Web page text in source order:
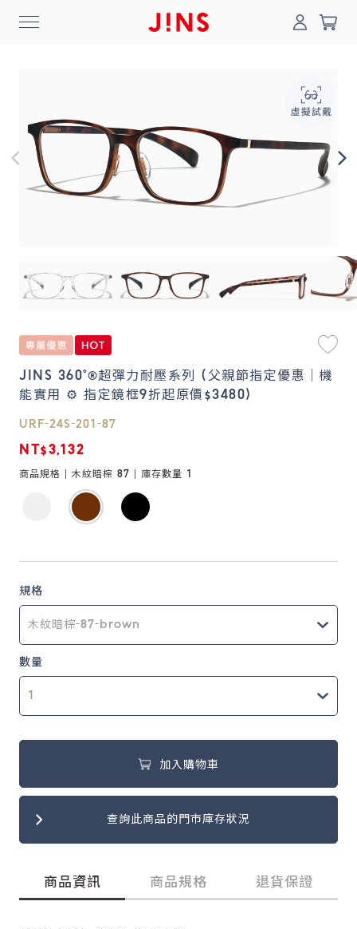
登入/註冊 門市一覽 我的最愛
最新消息
Collection
Online Shop
鏡片說明
Lens
常見問題
0
JINS 360°®超彈力耐壓系列 (父親節指定優惠｜機
能實用 ⚙️ 指定鏡框9折起原價$3480)
URF-24S-201-87
NT$3,132
商品規格 | 木紋暗棕 87 | 庫存數量 1
規格
數量
加入購物車
查詢此商品的門市庫存狀況
商品資訊 商品規格 退貨保證